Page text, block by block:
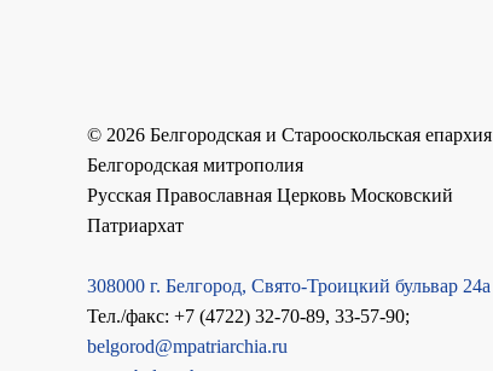
© 2026 Белгородская и Старооскольская епархия
Белгородская митрополия
Русская Православная Церковь Московский
Патриархат
308000 г. Белгород, Свято-Троицкий бульвар 24а
Тел./факс: +7 (4722) 32-70-89, 33-57-90;
belgorod@mpatriarchia.ru